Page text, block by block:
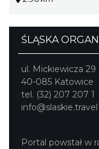
ŚLĄSKA
ul. Mickiewicza 29
40-085 Katowice
tel. (32) 207 207 1
info@slaskie.travel
Portal powstał w